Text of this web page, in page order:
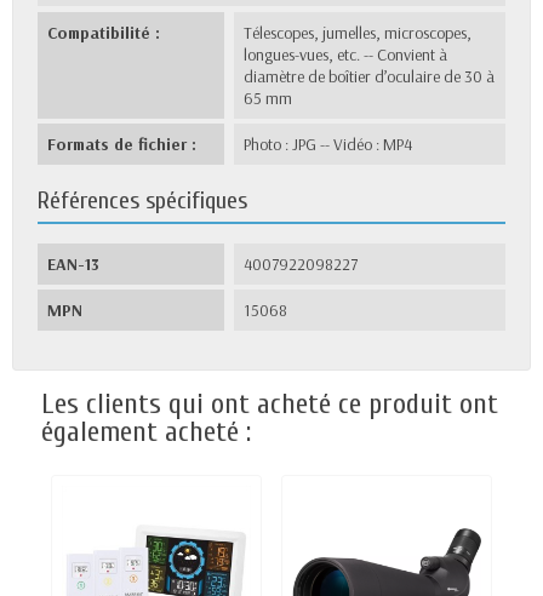
Compatibilité :
Télescopes, jumelles, microscopes,
longues-vues, etc. -- Convient à
diamètre de boîtier d’oculaire de 30 à
65 mm
Formats de fichier : Photo : JPG -- Vidéo : MP4
Références spécifiques
EAN-13 4007922098227
MPN 15068
Les clients qui ont acheté ce produit ont
également acheté :